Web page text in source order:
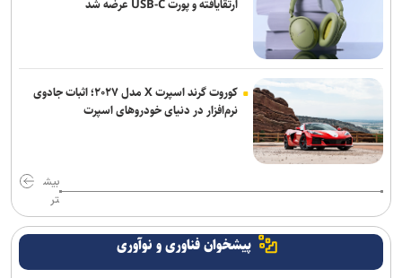
کمک کند
ارتقایافته و پورت USB-C عرضه شد
کوروت گرند اسپرت X مدل ۲۰۲۷؛ اثبات جادوی
نرم‌افزار در دنیای خودروهای اسپرت
بیش
تر
پیشخوان فناوری و نوآوری